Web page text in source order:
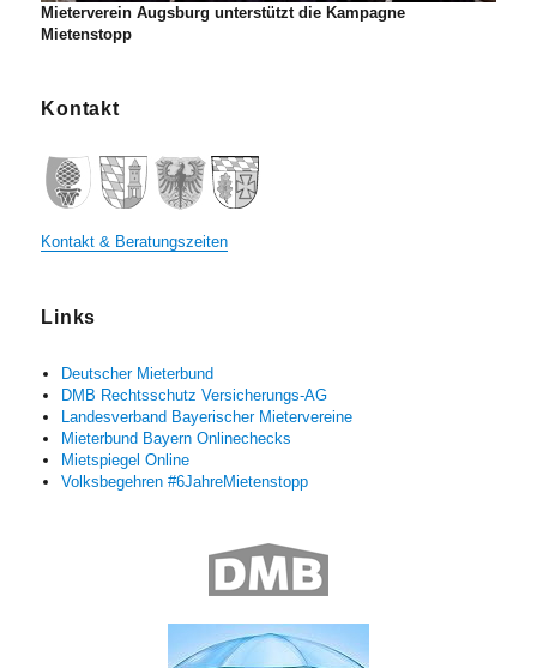
Mieterverein Augsburg unterstützt die Kampagne
Mietenstopp
Kontakt
Kontakt & Beratungszeiten
Links
Deutscher Mieterbund
DMB Rechtsschutz Versicherungs-AG
Landesverband Bayerischer Mietervereine
Mieterbund Bayern Onlinechecks
Mietspiegel Online
Volksbegehren #6JahreMietenstopp